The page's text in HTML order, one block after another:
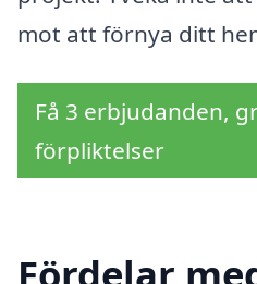
mot att förnya ditt
Få 3 erbjudanden,
förpliktelser
Fördelar